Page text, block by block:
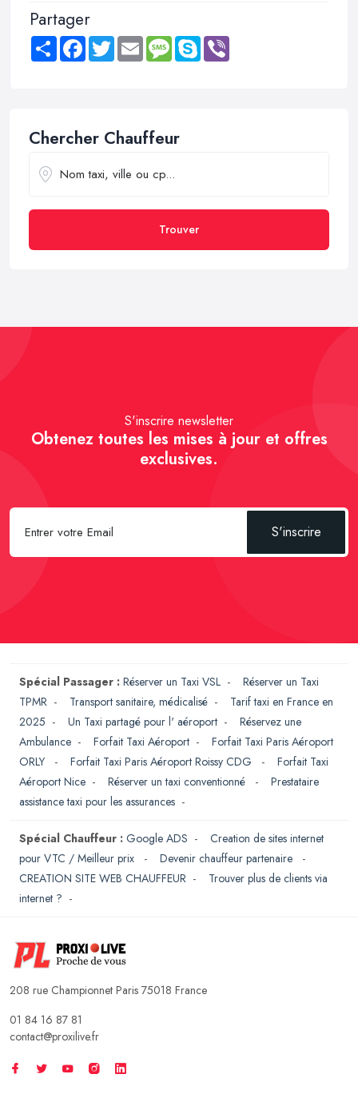
Partager
Share FacebookTwitter Email MessageSkype
Chercher Chauffeur
Trouver
S'inscrire newsletter
Obtenez toutes les mises à jour et offres
exclusives.
S'inscrire
Spécial Passager : Réserver un Taxi VSL - Réserver un Taxi
TPMR - Transport sanitaire, médicalisé - Tarif taxi en France en
2025 - Un Taxi partagé pour l' aéroport - Réservez une
Ambulance - Forfait Taxi Aéroport - Forfait Taxi Paris Aéroport
ORLY
- Forfait Taxi Paris Aéroport Roissy CDG - Forfait Taxi
Aéroport Nice - Réserver un taxi conventionné - Prestataire
assistance taxi pour les assurances -
Spécial Chauffeur : Google ADS - Creation de sites internet
pour VTC / Meilleur prix
- Devenir chauffeur partenaire
-
CREATION SITE WEB CHAUFFEUR - Trouver plus de clients via
internet ? -
208 rue Championnet Paris 75018 France
01 84 16 87 81
contact@proxilive.fr